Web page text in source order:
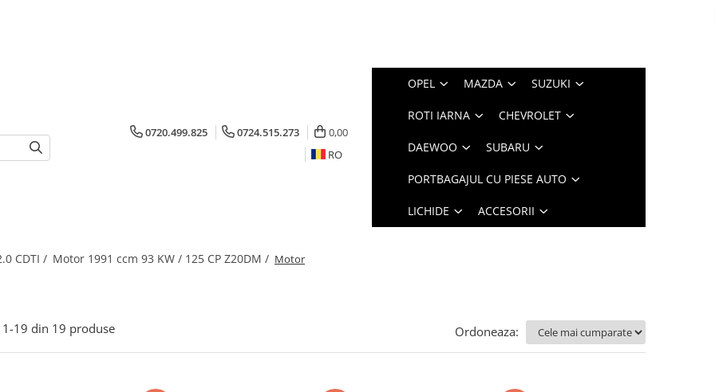
0720.499.825 0724.515.273
0,00
RO
OPEL MAZDA SUZUKI
ROTI IARNA CHEVROLET
DAEWOO SUBARU
PORTBAGAJUL CU PIESE AUTO
LICHIDE ACCESORII
CDTI / Motor 1991 ccm 93 KW / 125 CP Z20DM / Motor
1-19 din 19 produse Ordoneaza: